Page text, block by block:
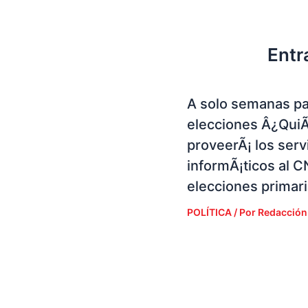
A solo semanas
elecciones
proveerÃ¡ los
informÃ¡ticos al
elecciones
POLÍTICA / Por Redacción